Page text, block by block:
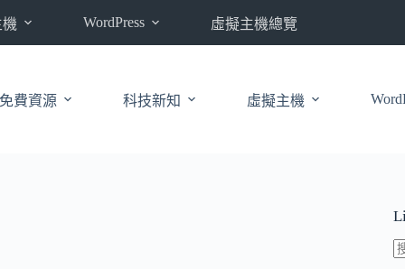
WordPress 虛擬主機總覽
免費資源 科技新知 虛擬主機